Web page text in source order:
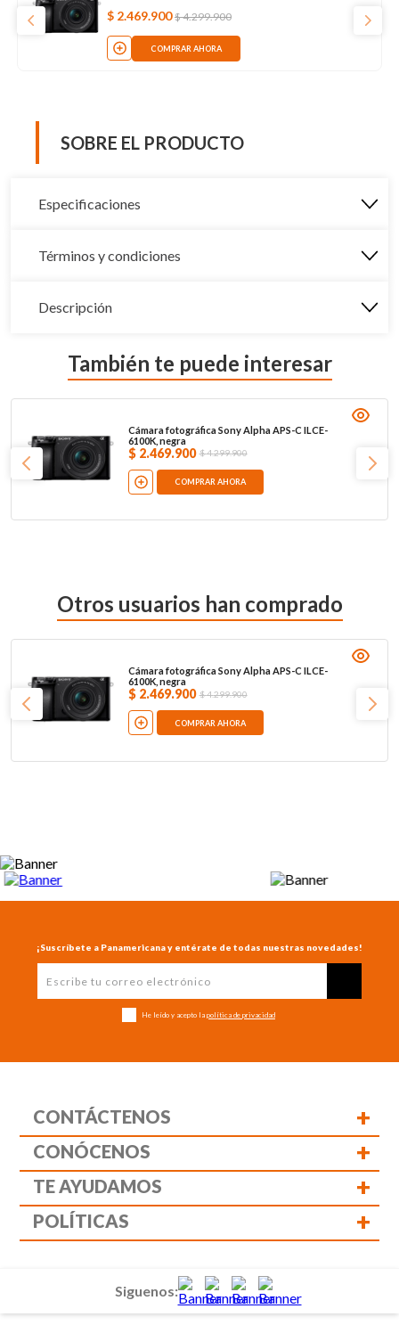
$ 2.469.900 $4.299.900
COMPRAR AHORA
SOBRE EL PRODUCTO
Especificaciones
Términos y condiciones
Descripción
También te puede interesar
Cámara fotográfica Sony Alpha APS-C ILCE-
6100K, negra
$ 2.469.900 $4.299.900
COMPRAR AHORA
Otros usuarios han comprado
Cámara fotográfica Sony Alpha APS-C ILCE-
6100K, negra
$ 2.469.900 $4.299.900
COMPRAR AHORA
¡Suscríbete a Panamericana y entérate de todas nuestras novedades!
He leído y acepto la política de privacidad
CONTÁCTENOS +
CONÓCENOS +
TE AYUDAMOS +
POLÍTICAS +
Siguenos: